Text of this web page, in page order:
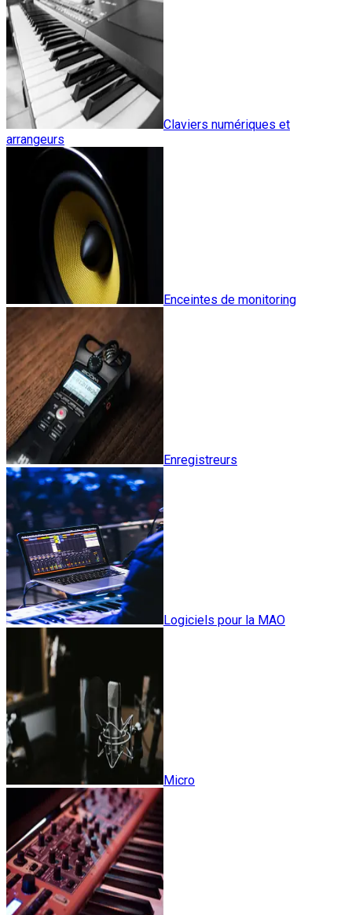
Claviers numériques et
arrangeurs
Enceintes de monitoring
Enregistreurs
Logiciels pour la MAO
Micro